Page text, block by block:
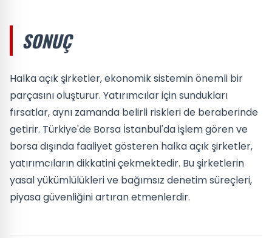
SONUÇ
Halka açık şirketler, ekonomik sistemin önemli bir
parçasını oluşturur. Yatırımcılar için sundukları
fırsatlar, aynı zamanda belirli riskleri de beraberinde
getirir. Türkiye'de Borsa İstanbul'da işlem gören ve
borsa dışında faaliyet gösteren halka açık şirketler,
yatırımcıların dikkatini çekmektedir. Bu şirketlerin
yasal yükümlülükleri ve bağımsız denetim süreçleri,
piyasa güvenliğini artıran etmenlerdir.